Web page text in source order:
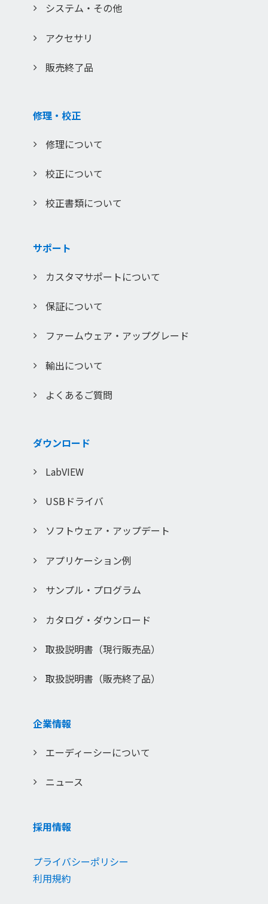
許可無く第三者に譲渡もしくは利用する事は一切ございませ
システム・その他
アクセサリ
販売終了品
修理・校正
修理について
校正について
校正書類について
サポート
カスタマサポートについて
保証について
ファームウェア・アップグレード
輸出について
よくあるご質問
ダウンロード
LabVIEW
USBドライバ
ソフトウェア・アップデート
アプリケーション例
サンプル・プログラム
カタログ・ダウンロード
取扱説明書（現行販売品）
取扱説明書（販売終了品）
企業情報
エーディーシーについて
ニュース
採用情報
プライバシーポリシー
利用規約